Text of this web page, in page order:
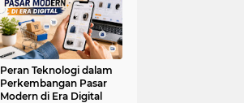
Peran Teknologi dalam
Perkembangan Pasar
Modern di Era Digital